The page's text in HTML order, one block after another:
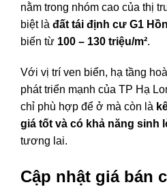
nằm trong nhóm cao của thị
biệt là đất tái định cư G1
biến từ 100 – 130 triệu/m².
Với vị trí ven biển, hạ tầng
phát triển mạnh của TP Hạ
chỉ phù hợp để ở mà còn là
giá tốt và có khả năng sinh
tương lai.
Cập nhật giá bán